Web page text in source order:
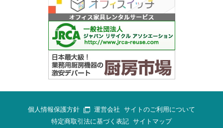
個人情報保護方針 運営会社 サイトのご利用について
特定商取引法に基づく表記 サイトマップ